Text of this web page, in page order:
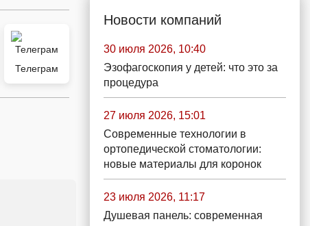
Телеграм
Новости компаний
30 июля 2026, 10:40
Эзофагоскопия у детей: что это за
процедура
27 июля 2026, 15:01
Современные технологии в
ортопедической стоматологии:
новые материалы для коронок
23 июля 2026, 11:17
Душевая панель: современная